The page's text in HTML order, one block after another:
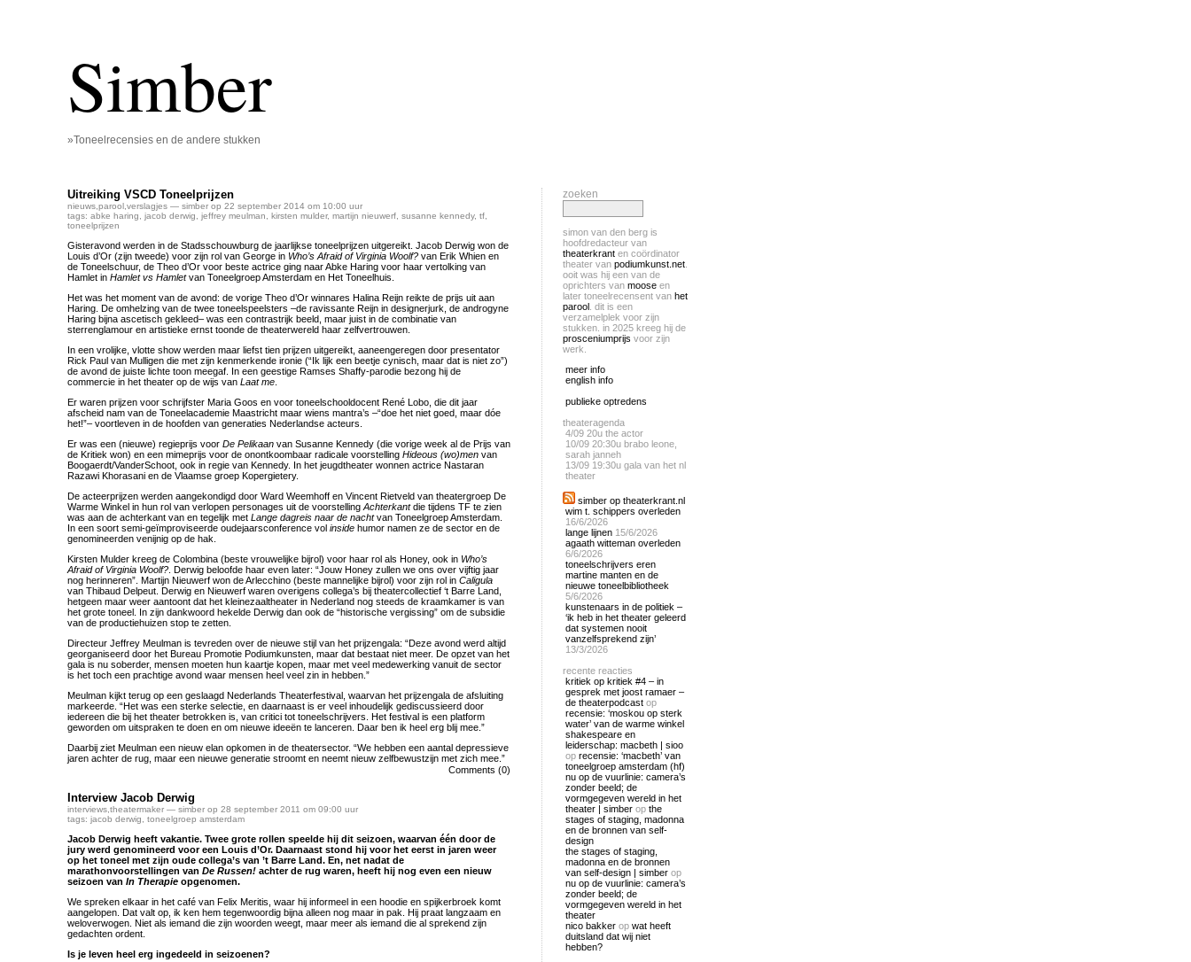
Simber
»Toneelrecensies en de andere stukken
Uitreiking VSCD Toneelprijzen
nieuws parool verslagjes — simber op 22 september 2014 om 10:00 uur
tags: abke haring jacob derwig jeffrey meulman kirsten mulder, martijn nieuwerf susanne kennedy, tf
toneelprijzen
Gisteravond werden in de Stadsschouwburg de jaarlijkse toneelprijzen uitgereikt. Jacob Derwig won de
Louis d’Or (zijn tweede) voor zijn rol van George in Who’s Afraid of Virginia Woolf? van Erik Whien en
de Toneelschuur, de Theo d’Or voor beste actrice ging naar Abke Haring voor haar vertolking van
Hamlet in Hamlet vs Hamletvan Toneelgroep Amsterdam en Het Toneelhuis.
Het was het moment van de avond: de vorige Theo d’Or winnares Halina Reijn reikte de prijs uit aan
Haring. De omhelzing van de twee toneelspeelsters –de ravissante Reijn in designerjurk, de androgyne
Haring bijna ascetisch gekleed– was een contrastrijk beeld, maar juist in de combinatie van
sterrenglamour en artistieke ernst toonde de theaterwereld haar zelfvertrouwen.
In een vrolijke, vlotte show werden maar liefst tien prijzen uitgereikt, aaneengeregen door presentator
Rick Paul van Mulligen die met zijn kenmerkende ironie (“Ik lijk een beetje cynisch, maar dat is niet zo”)
de avond de juiste lichte toon meegaf. In een geestige Ramses Shaffy-parodie bezong hij de
commercie in het theater op de wijs van Laat me
Er waren prijzen voor schrijfster Maria Goos en voor toneelschooldocent René Lobo, die dit jaar
afscheid nam van de Toneelacademie Maastricht maar wiens mantra’s –“doe het niet goed, maar dóe
het!”– voortleven in de hoofden van generaties Nederlandse acteurs.
Er was een (nieuwe) regieprijs voor De Pelikaan van Susanne Kennedy (die vorige week al de Prijs van
de Kritiek won) en een mimeprijs voor de onontkoombaar radicale voorstelling Hideous (wo)men van
Boogaerdt/VanderSchoot, ook in regie van Kennedy. In het jeugdtheater wonnen actrice Nastaran
Razawi Khorasani en de Vlaamse groep Kopergietery.
De acteerprijzen werden aangekondigd door Ward Weemhoff en Vincent Rietveld van theatergroep De
Warme Winkel in hun rol van verlopen personages uit de voorstelling Achterkantdie tijdens TF te zien
was aan de achterkant van en tegelijk met Lange dagreis naar de nachtvan Toneelgroep Amsterdam.
In een soort semi-geïmproviseerde oudejaarsconference vol inside humor namen ze de sector en de
genomineerden venijnig op de hak.
Kirsten Mulder kreeg de Colombina (beste vrouwelijke bijrol) voor haar rol als Honey, ook in Who’s
Afraid of Virginia Woolf? . Derwig beloofde haar even later: “Jouw Honey zullen we ons over vijftig jaar
nog herinneren”. Martijn Nieuwerf won de Arlecchino (beste mannelijke bijrol) voor zijn rol in Caligula
van Thibaud Delpeut. Derwig en Nieuwerf waren overigens collega’s bij theatercollectief ‘t Barre Land,
hetgeen maar weer aantoont dat het kleinezaaltheater in Nederland nog steeds de kraamkamer is van
het grote toneel. In zijn dankwoord hekelde Derwig dan ook de “historische vergissing” om de subsidie
van de productiehuizen stop te zetten.
Directeur Jeffrey Meulman is tevreden over de nieuwe stijl van het prijzengala: “Deze avond werd altijd
georganiseerd door het Bureau Promotie Podiumkunsten, maar dat bestaat niet meer. De opzet van het
gala is nu soberder, mensen moeten hun kaartje kopen, maar met veel medewerking vanuit de sector
is het toch een prachtige avond waar mensen heel veel zin in hebben.”
Meulman kijkt terug op een geslaagd Nederlands Theaterfestival, waarvan het prijzengala de afsluiting
markeerde. “Het was een sterke selectie, en daarnaast is er veel inhoudelijk gediscussieerd door
iedereen die bij het theater betrokken is, van critici tot toneelschrijvers. Het festival is een platform
geworden om uitspraken te doen en om nieuwe ideeën te lanceren. Daar ben ik heel erg blij mee.”
Daarbij ziet Meulman een nieuw elan opkomen in de theatersector. “We hebben een aantal depressieve
jaren achter de rug, maar een nieuwe generatie stroomt en neemt nieuw zelfbewustzijn met zich mee.”
Comments (0)
Interview Jacob Derwig
interviews theatermaker — simber op 28 september 2011 om 09:00 uur
tags: jacob derwig toneelgroep amsterdam
Jacob Derwig heeft vakantie. Twee grote rollen speelde hij dit seizoen, waarvan één door de
jury werd genomineerd voor een Louis d’Or. Daarnaast stond hij voor het eerst in jaren weer
op het toneel met zijn oude collega’s van ’t Barre Land. En, net nadat de
marathonvoorstellingen van De Russen! achter de rug waren, heeft hij nog even een nieuw
seizoen van In Therapie opgenomen.
We spreken elkaar in het café van Felix Meritis, waar hij informeel in een hoodie en spijkerbroek komt
aangelopen. Dat valt op, ik ken hem tegenwoordig bijna alleen nog maar in pak. Hij praat langzaam en
weloverwogen. Niet als iemand die zijn woorden weegt, maar meer als iemand die al sprekend zijn
gedachten ordent.
Is je leven heel erg ingedeeld in seizoenen?
zoeken
simon van den berg is
hoofdredacteur van
theaterkrant en coördinator
theater van podiumkunst.net
ooit was hij een van de
oprichters van moose en
later toneelrecensent van het
parool . dit is een
verzamelplek voor zijn
stukken. in 2025 kreeg hij de
prosceniumprijs voor zijn
werk.
meer info
english info
publieke optredens
theateragenda
4/09 20u the actor
10/09 20:30u brabo leone,
sarah janneh
13/09 19:30u gala van het nl
theater
simber op theaterkrant.nl
wim t. schippers overleden
16/6/2026
lange lijnen 15/6/2026
agaath witteman overleden
6/6/2026
toneelschrijvers eren
martine manten en de
nieuwe toneelbibliotheek
5/6/2026
kunstenaars in de politiek –
‘ik heb in het theater geleerd
dat systemen nooit
vanzelfsprekend zijn’
13/3/2026
recente reacties
kritiek op kritiek #4 – in
gesprek met joost ramaer –
de theaterpodcast op
recensie: ‘moskou op sterk
water’ van de warme winkel
shakespeare en
leiderschap: macbeth | sioo
op recensie: ‘macbeth’ van
toneelgroep amsterdam (hf)
nu op de vuurlinie: camera’s
zonder beeld; de
vormgegeven wereld in het
theater | simber op the
stages of staging, madonna
en de bronnen van self-
design
the stages of staging,
madonna en de bronnen
van self-design | simber op
nu op de vuurlinie: camera’s
zonder beeld; de
vormgegeven wereld in het
theater
nico bakker op wat heeft
duitsland dat wij niet
hebben?